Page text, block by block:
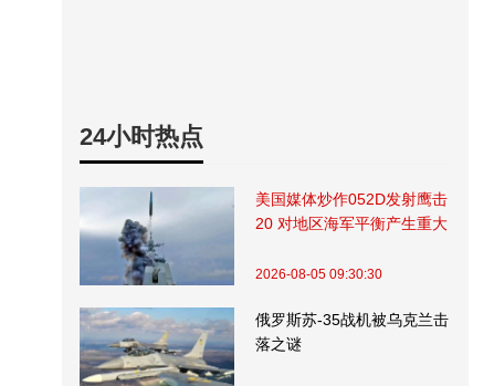
24小时热点
美国媒体炒作052D发射鹰击
20 对地区海军平衡产生重大
2026-08-05 09:30:30
俄罗斯苏-35战机被乌克兰击
落之谜